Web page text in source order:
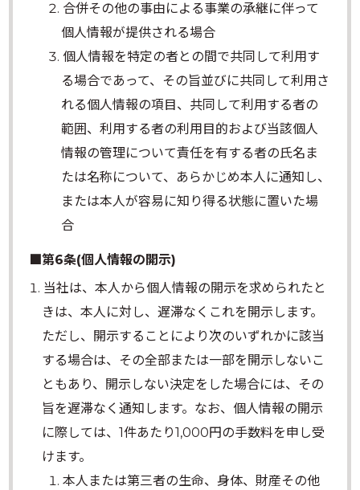
合併その他の事由による事業の承継に伴って
個人情報が提供される場合
個人情報を特定の者との間で共同して利用す
る場合であって、その旨並びに共同して利用さ
れる個人情報の項目、共同して利用する者の
範囲、利用する者の利用目的および当該個人
情報の管理について責任を有する者の氏名ま
たは名称について、あらかじめ本人に通知し、
または本人が容易に知り得る状態に置いた場
合
■第6条(個人情報の開示)
当社は、本人から個人情報の開示を求められたと
きは、本人に対し、遅滞なくこれを開示します。
ただし、開示することにより次のいずれかに該当
する場合は、その全部または一部を開示しないこ
ともあり、開示しない決定をした場合には、その
旨を遅滞なく通知します。なお、個人情報の開示
に際しては、1件あたり1,000円の手数料を申し受
けます。
本人または第三者の生命、身体、財産その他